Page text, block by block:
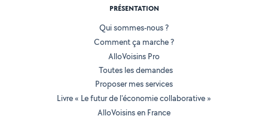
PRÉSENTATION
Qui sommes-nous ?
Comment ça marche ?
AlloVoisins Pro
Toutes les demandes
Proposer mes services
Livre « Le futur de l'économie collaborative »
AlloVoisins en France